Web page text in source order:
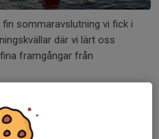
sommaravslutning vi fick i
där vi lärt oss
framgångar från